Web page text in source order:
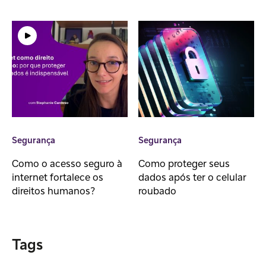
Segurança
Como o acesso seguro à
internet fortalece os
direitos humanos?
Segurança
Como proteger seus
dados após ter o celular
roubado
Tags